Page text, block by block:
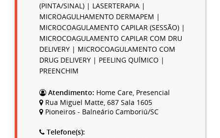
(PINTA/SINAL) | LASERTERAPIA |
MICROAGULHAMENTO DERMAPEM |
MICROCOAGULAMENTO CAPILAR (SESSÃO) |
MICROCOAGULAMENTO CAPILAR COM DRU
DELIVERY | MICROCOAGULAMENTO COM
DRUG DELIVERY | PEELING QUÍMICO |
PREENCHIM
Atendimento: Home Care, Presencial
Rua Miguel Matte, 687 Sala 1605
Pioneiros - Balneário Camboriú/SC
Telefone(s):